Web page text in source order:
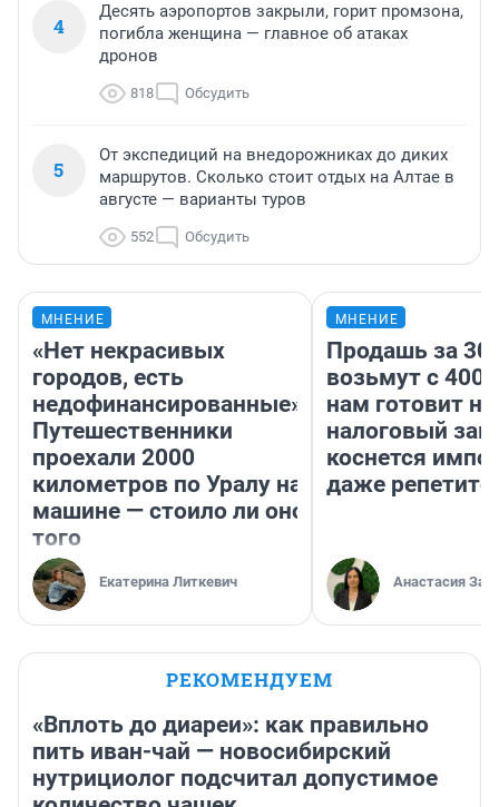
4
Десять аэропортов закрыли, горит промзона,
погибла женщина — главное об атаках
дронов
818 Обсудить
5
От экспедиций на внедорожниках до диких
маршрутов. Сколько стоит отдых на Алтае в
августе — варианты туров
552 Обсудить
МНЕНИЕ
«Нет некрасивых
городов, есть
недофинансированные».
Путешественники
проехали 2000
километров по Уралу на
машине — стоило ли оно
того
Екатерина Литкевич
МНЕНИЕ
Продашь за
возьмут с
нам готовит
налоговый
коснется
даже
Анастасия
РЕКОМЕНДУЕМ
«Вплоть до диареи»: как правильно
пить иван-чай — новосибирский
нутрициолог подсчитал допустимое